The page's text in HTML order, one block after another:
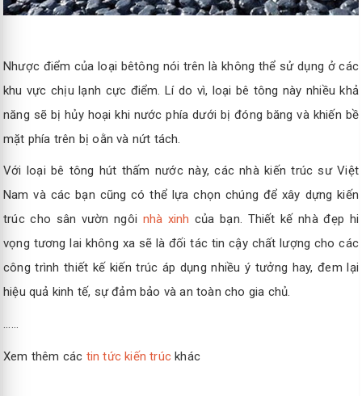
Nhược điểm của loại bêtông nói trên là không thể sử dụng ở các
khu vực chịu lạnh cực điểm. Lí do vì, loại bê tông này nhiều khả
năng sẽ bị hủy hoại khi nước phía dưới bị đóng băng và khiến bề
mặt phía trên bị oằn và nứt tách.
Với loại bê tông hút thấm nước này, các nhà kiến trúc sư Việt
Nam và các bạn cũng có thể lựa chọn chúng để xây dựng kiến
trúc cho sân vườn ngôi nhà xinh của bạn. Thiết kế nhà đẹp hi
vọng tương lai không xa sẽ là đối tác tin cậy chất lượng cho các
công trình thiết kế kiến trúc áp dụng nhiều ý tưởng hay, đem lại
hiệu quả kinh tế, sự đảm bảo và an toàn cho gia chủ.
......
Xem thêm các tin tức kiến trúc khác